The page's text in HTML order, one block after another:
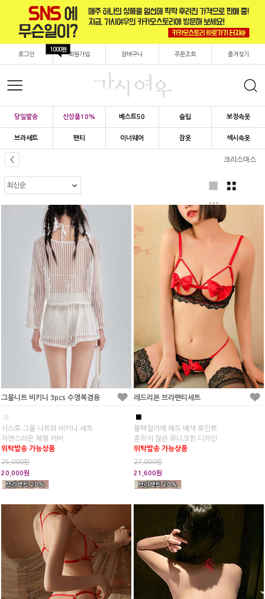
로그인 회원가입
1000원
장바구니 주문조회 즐겨찾기
당일발송 신상품10% 베스트50 슬립 보정속옷
브라세트 팬티 이너웨어 잠옷 섹시속옷
크리스마스
그물니트 비키니 3pcs 수영복겸용
시스루 그물 니트와 비키니 세트
자연스러운 체형 커버
위탁발송 가능상품
25,000원
20,000원
레드리본 브라팬티세트
■
블랙컬러에 레드 배색 포인트
흔하지 않은 유니크한 디자인
위탁발송 가능상품
27,000원
21,600원